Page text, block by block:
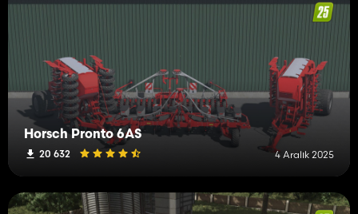
Horsch Pronto 6AS
20 632 4 Aralık 2025